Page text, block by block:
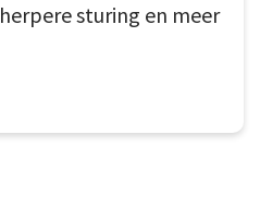
sturing en meer